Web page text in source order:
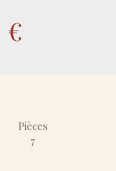
€
Pièces
7